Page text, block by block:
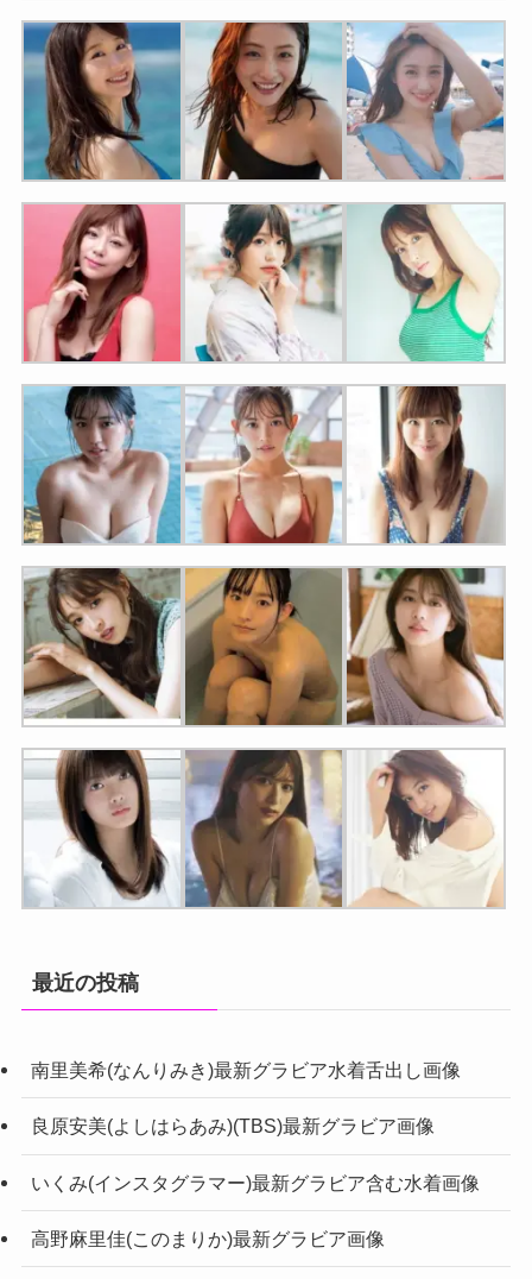
最近の投稿
南里美希(なんりみき)最新グラビア水着舌出し画像
良原安美(よしはらあみ)(TBS)最新グラビア画像
いくみ(インスタグラマー)最新グラビア含む水着画像
高野麻里佳(このまりか)最新グラビア画像